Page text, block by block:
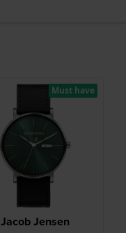
Jacob Jensen
Must have